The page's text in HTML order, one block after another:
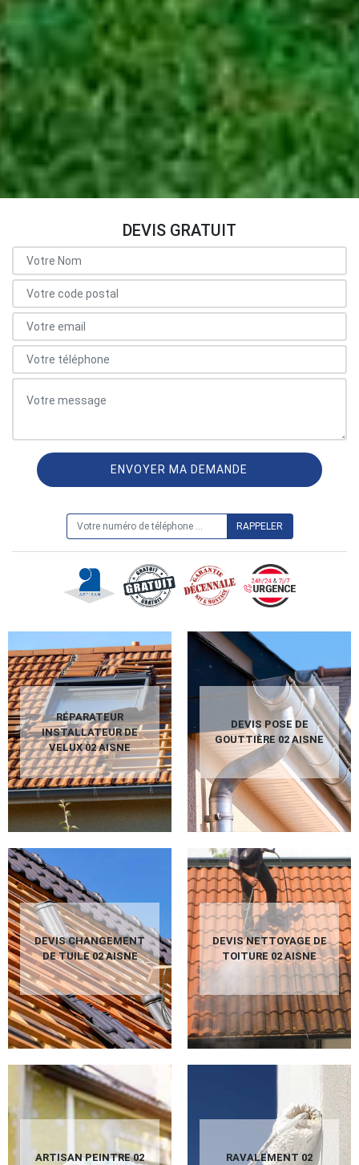
DEVIS GRATUIT
RÉPARATEUR
INSTALLATEUR DE
VELUX 02 AISNE
DEVIS POSE DE
GOUTTIÈRE 02 AISNE
DEVIS CHANGEMENT
DE TUILE 02 AISNE
DEVIS NETTOYAGE DE
TOITURE 02 AISNE
ARTISAN PEINTRE 02
RAVALEMENT 02